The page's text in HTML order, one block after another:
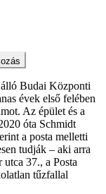
Budai Központi
évek első felében
Az épület és a
óta Schmidt
a posta melletti
tudják – aki arra
37., a Posta
tűzfallal